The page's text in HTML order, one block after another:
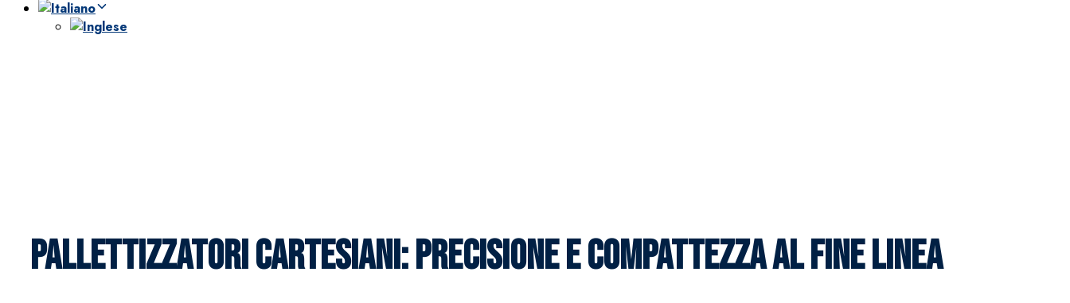
PALLETTIZZATORI CARTESIANI: PRECISIONE E COMPATTEZZA AL FINE LINEA